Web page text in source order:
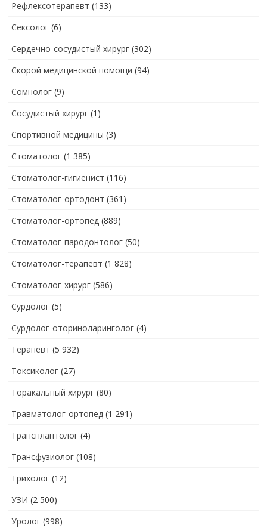
Рефлексотерапевт (133)
Сексолог (6)
Сердечно-сосудистый хирург (302)
Скорой медицинской помощи (94)
Сомнолог (9)
Сосудистый хирург (1)
Спортивной медицины (3)
Стоматолог (1 385)
Стоматолог-гигиенист (116)
Стоматолог-ортодонт (361)
Стоматолог-ортопед (889)
Стоматолог-пародонтолог (50)
Стоматолог-терапевт (1 828)
Стоматолог-хирург (586)
Сурдолог (5)
Сурдолог-оториноларинголог (4)
Терапевт (5 932)
Токсиколог (27)
Торакальный хирург (80)
Травматолог-ортопед (1 291)
Трансплантолог (4)
Трансфузиолог (108)
Трихолог (12)
УЗИ (2 500)
Уролог (998)